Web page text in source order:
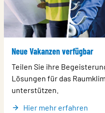
Neue Vakanzen verfügbar
Teilen Sie ihre
Lösungen für das
unterstützen.
Hier mehr erfahren